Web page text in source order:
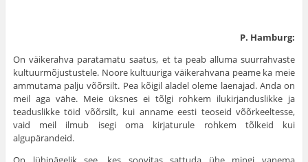
P. Hamburg:
On väikerahva paratamatu saatus, et ta peab alluma suurrahvaste
kultuurmõjustustele. Noore kultuuriga väikerahvana peame ka meie
ammutama palju võõrsilt. Pea kõigil aladel oleme laenajad. Anda on
meil aga vähe. Meie üksnes ei tõlgi rohkem ilukirjanduslikke ja
teaduslikke töid võõrsilt, kui anname eesti teoseid võõrkeeltesse,
vaid meil ilmub isegi oma kirjaturule roh­kem tõlkeid kui
algupärandeid.